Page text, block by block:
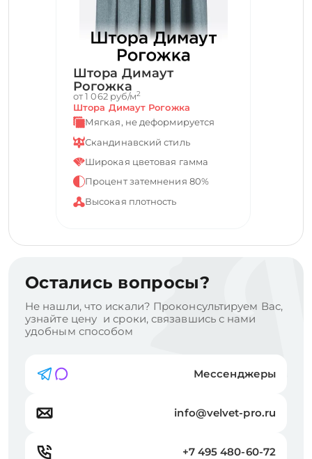
Штора Димаут
Рогожка
от 1 062 руб/м2
Штора Димаут Рогожка
Мягкая, не деформируется
Скандинавский стиль
Широкая цветовая гамма
Процент затемнения 80%
Высокая плотность
Остались вопросы?
Не нашли, что искали? Проконсультируем Вас,
узнайте цену и сроки, связавшись с нами
удобным способом
Мессенджеры
info@velvet-pro.ru
+7 495 480-60-72